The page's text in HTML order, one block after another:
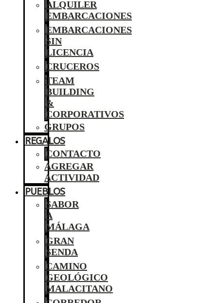
ALQUILER
EMBARCACIONES
EMBARCACIONES
SIN
LICENCIA
CRUCEROS
TEAM
BUILDING
&
CORPORATIVOS
GRUPOS
REGALOS
CONTACTO
AGREGAR
ACTIVIDAD
PUEBLOS
SABOR
A
MÁLAGA
GRAN
SENDA
CAMINO
GEOLÓGICO
MALACITANO